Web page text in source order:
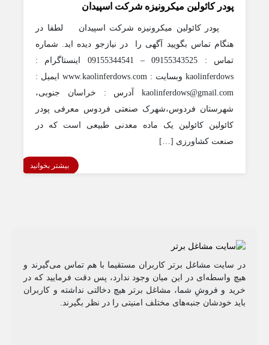
پودر کائولین میکرونیزه شرکت اسپیدان
پودر کائولین میکرونیزه شرکت اسپیدان لطفا در
هنگام تماس بگویید آگهی را در نیازجو دیده اید. شماره
تماس : 09155343525 – 09155344541 اینستاگرام :
kaolinferdows وبسایت : www.kaolinferdows.com ایمیل :
kaolinferdows@gmail.com آدرس : خراسان جنوبی،
شهرستان فردوس،شهرک صنعتی فردوس معرفی پودر
کائولین کائولین یک ماده معدنی طبیعی است که در
صنعت کشاورزی […]
بیشتر بخوانید
در سایت مشاغل برتر کاربران مستقیما با هم تماس می‌گیرند و
هیچ واسطه‌ای در این میان وجود ندارد، پس دقت فرمایید که در
خرید و فروشِ شما، مشاغل برتر هیچ دخالتی نداشته و کاربران
باید خودشان جنبه‌های مختلف امنیتی را در نظر بگیرند.